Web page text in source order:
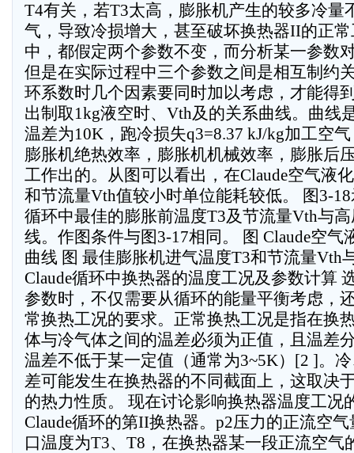
T4有关，若T3太高，膨胀机产生的较多冷量
气，导致冷损增大，甚至破坏换热器II的正
中，都假定两个参数不变，而分析某一参数
但是在实际过程中三个参数之间是相互制约
环系数时几个因素要同时加以考虑，才能得
出制取1kg液空时、Vth及的关系曲线。曲
温差为10K，跑冷损失q3=8.37 kJ/kg加工空气
膨胀机绝热效率，膨胀机机械效率，膨胀后
工作出的。从图可以看出，在Claude空气液
和节流量Vth值较小时单位能耗较低。 图3-
循环中最佳的膨胀前温度T3及节流量Vth与
线。作图条件与图3-17相同。 图 Claude空气液
曲线 图 最佳膨胀机进气温度T3和节流量Vth
Claude循环中换热器的温度工况及参数计算
参数时，不仅需要从循环的能量平衡考虑，
常换热工况的要求。正常换热工况是指在换
体与冷气体之间的温差必须为正值，且温差
温差不低于某一定值（通常为3~5K）[2 ]。
差可能发生在换热器的不同截面上，这取决
的热力性质。 现在讨论影响换热器温度工况
Claude循环的第II换热器。p2压力的正流空
口温度为T3、T8，在换热器某一段正流空气